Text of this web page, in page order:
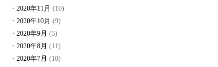
2020年11月 (10)
2020年10月 (9)
2020年9月 (5)
2020年8月 (11)
2020年7月 (10)